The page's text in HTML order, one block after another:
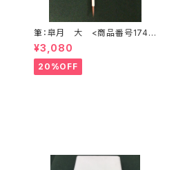
筆：皐月 大 <商品番号1748
>
¥3,080
20%OFF